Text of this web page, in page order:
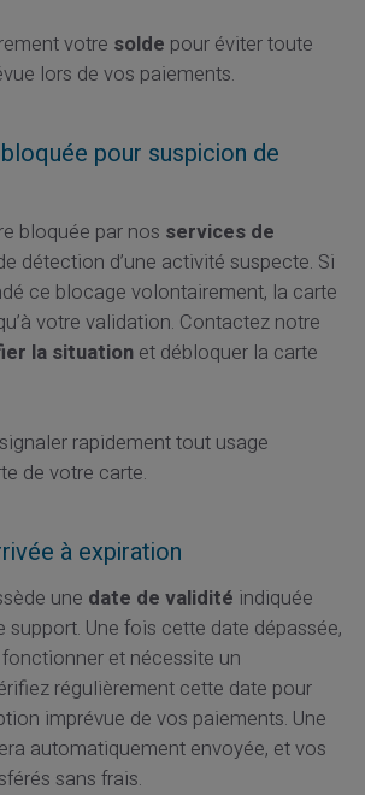
votre solde pour éviter toute
lors de vos paiements.
pour suspicion de
bloquée par nos services de
détection d’une activité suspecte. Si
ce blocage volontairement, la carte
votre validation. Contactez notre
la situationet débloquer la carte
rapidement tout usage
de votre carte.
à expiration
une date de validité indiquée
support. Une fois cette date dépassée,
et nécessite un
régulièrement cette date pour
imprévue de vos paiements. Une
automatiquement envoyée, et vos
sans frais.